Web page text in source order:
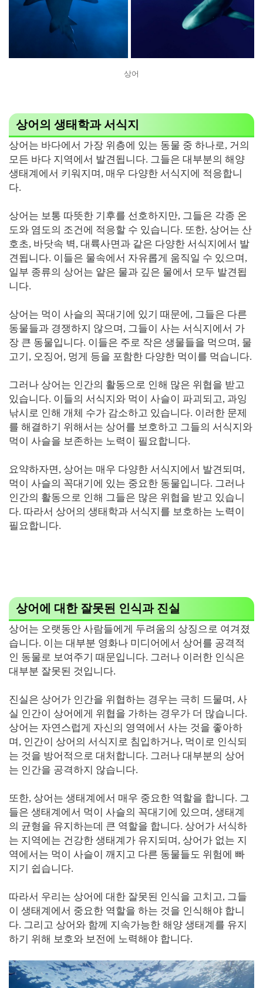
상어
상어의 생태학과 서식지
상어는 바다에서 가장 위층에 있는 동물 중 하나로, 거의
모든 바다 지역에서 발견됩니다. 그들은 대부분의 해양
생태계에서 키워지며, 매우 다양한 서식지에 적응합니
다.
상어는 보통 따뜻한 기후를 선호하지만, 그들은 각종 온
도와 염도의 조건에 적응할 수 있습니다. 또한, 상어는 산
호초, 바닷속 벽, 대륙사면과 같은 다양한 서식지에서 발
견됩니다. 이들은 물속에서 자유롭게 움직일 수 있으며,
일부 종류의 상어는 얕은 물과 깊은 물에서 모두 발견됩
니다.
상어는 먹이 사슬의 꼭대기에 있기 때문에, 그들은 다른
동물들과 경쟁하지 않으며, 그들이 사는 서식지에서 가
장 큰 동물입니다. 이들은 주로 작은 생물들을 먹으며, 물
고기, 오징어, 멍게 등을 포함한 다양한 먹이를 먹습니다.
그러나 상어는 인간의 활동으로 인해 많은 위협을 받고
있습니다. 이들의 서식지와 먹이 사슬이 파괴되고, 과잉
낚시로 인해 개체 수가 감소하고 있습니다. 이러한 문제
를 해결하기 위해서는 상어를 보호하고 그들의 서식지와
먹이 사슬을 보존하는 노력이 필요합니다.
요약하자면, 상어는 매우 다양한 서식지에서 발견되며,
먹이 사슬의 꼭대기에 있는 중요한 동물입니다. 그러나
인간의 활동으로 인해 그들은 많은 위협을 받고 있습니
다. 따라서 상어의 생태학과 서식지를 보호하는 노력이
필요합니다.
상어에 대한 잘못된 인식과 진실
상어는 오랫동안 사람들에게 두려움의 상징으로 여겨졌
습니다. 이는 대부분 영화나 미디어에서 상어를 공격적
인 동물로 보여주기 때문입니다. 그러나 이러한 인식은
대부분 잘못된 것입니다.
진실은 상어가 인간을 위협하는 경우는 극히 드물며, 사
실 인간이 상어에게 위협을 가하는 경우가 더 많습니다.
상어는 자연스럽게 자신의 영역에서 사는 것을 좋아하
며, 인간이 상어의 서식지로 침입하거나, 먹이로 인식되
는 것을 방어적으로 대처합니다. 그러나 대부분의 상어
는 인간을 공격하지 않습니다.
또한, 상어는 생태계에서 매우 중요한 역할을 합니다. 그
들은 생태계에서 먹이 사슬의 꼭대기에 있으며, 생태계
의 균형을 유지하는데 큰 역할을 합니다. 상어가 서식하
는 지역에는 건강한 생태계가 유지되며, 상어가 없는 지
역에서는 먹이 사슬이 깨지고 다른 동물들도 위험에 빠
지기 쉽습니다.
따라서 우리는 상어에 대한 잘못된 인식을 고치고, 그들
이 생태계에서 중요한 역할을 하는 것을 인식해야 합니
다. 그리고 상어와 함께 지속가능한 해양 생태계를 유지
하기 위해 보호와 보전에 노력해야 합니다.